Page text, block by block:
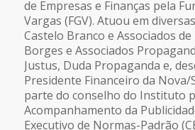
de Empresas e Finanças pela
Vargas (FGV). Atuou em
Castelo Branco e Associados
Borges e Associados
Justus, Duda Propaganda e,
Presidente Financeiro da Nova/
parte do conselho do Instituto
Acompanhamento da
Executivo de Normas-Padrão